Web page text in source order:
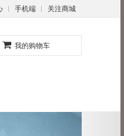
手机端 关注商城
我的购物车